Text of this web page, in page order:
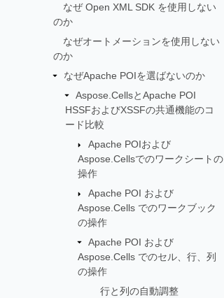
なぜ Open XML SDK を使用しない
のか
なぜオートメーションを使用しない
のか
なぜApache POIを選ばないのか
Aspose.CellsとApache POI
HSSFおよびXSSFの共通機能のコ
ード比較
Apache POIおよび
Aspose.Cellsでのワークシートの
操作
Apache POI および
Aspose.Cells でのワークブック
の操作
Apache POI および
Aspose.Cells でのセル、行、列
の操作
行と列の自動調整